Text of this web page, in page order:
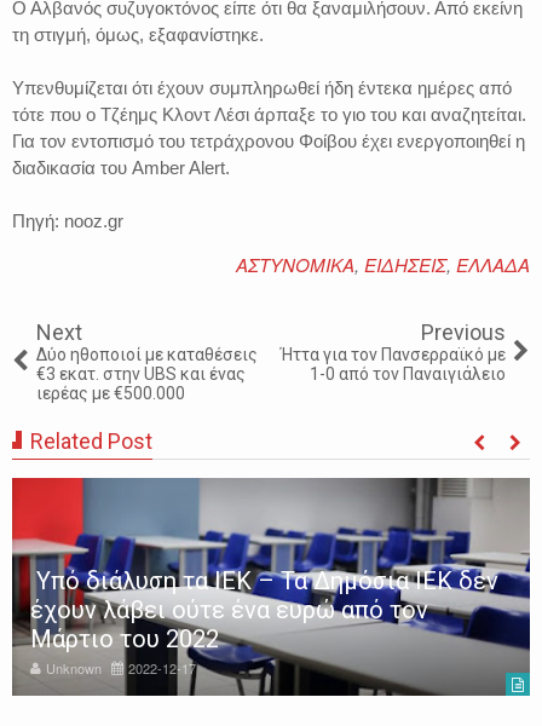
Ο Αλβανός συζυγοκτόνος είπε ότι θα ξαναμιλήσουν. Από εκείνη
τη στιγμή, όμως, εξαφανίστηκε.
Υπενθυμίζεται ότι έχουν συμπληρωθεί ήδη έντεκα ημέρες από
τότε που ο Τζέημς Κλοντ Λέσι άρπαξε το γιο του και αναζητείται.
Για τον εντοπισμό του τετράχρονου Φοίβου έχει ενεργοποιηθεί η
διαδικασία του Amber Alert.
Πηγή: nooz.gr
ΑΣΤΥΝΟΜΙΚΑ, ΕΙΔΗΣΕΙΣ, ΕΛΛΑΔΑ
Next
Δύο ηθοποιοί με καταθέσεις
€3 εκατ. στην UBS και ένας
ιερέας με €500.000
Previous
Ήττα για τον Πανσερραϊκό με
1-0 από τον Παναιγιάλειο
Related Post
Υπό διάλυση τα ΙΕΚ – Τα Δημόσια ΙΕΚ δεν
έχουν λάβει ούτε ένα ευρώ από τον
Μάρτιο του 2022
Unknown 2022-12-17